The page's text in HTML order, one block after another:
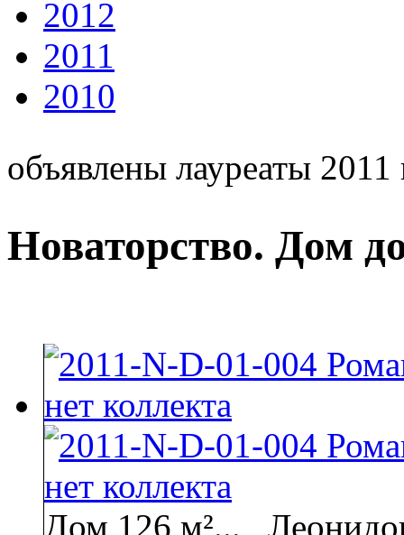
2012
2011
2010
объявлены лауреаты 2011
Новаторство. Дом
Дом,126 м²...